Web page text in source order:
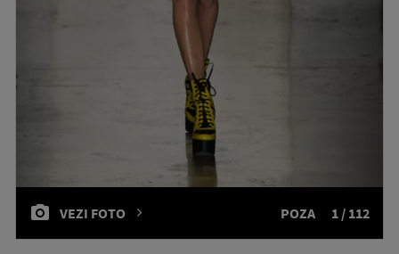
VEZI FOTO POZA 1 / 112